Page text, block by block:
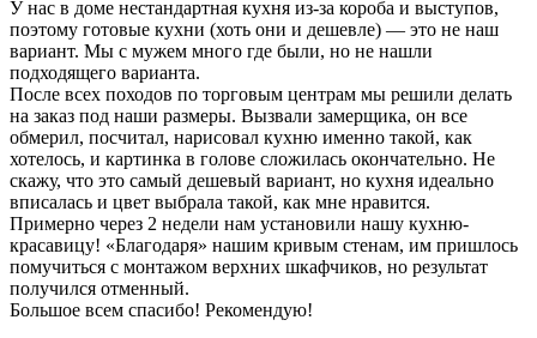
У нас в доме нестандартная кухня из-за короба и выступов,
поэтому готовые кухни (хоть они и дешевле) — это не наш
вариант. Мы с мужем много где были, но не нашли
подходящего варианта.
После всех походов по торговым центрам мы решили делать
на заказ под наши размеры. Вызвали замерщика, он все
обмерил, посчитал, нарисовал кухню именно такой, как
хотелось, и картинка в голове сложилась окончательно. Не
скажу, что это самый дешевый вариант, но кухня идеально
вписалась и цвет выбрала такой, как мне нравится.
Примерно через 2 недели нам установили нашу кухню-
красавицу! «Благодаря» нашим кривым стенам, им пришлось
помучиться с монтажом верхних шкафчиков, но результат
получился отменный.
Большое всем спасибо! Рекомендую!